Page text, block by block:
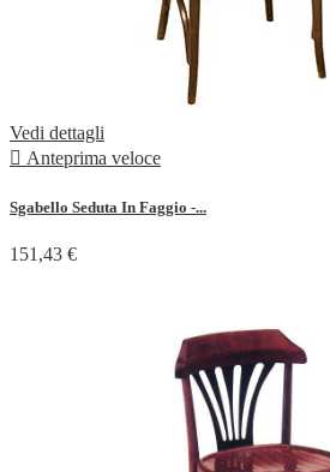
Vedi dettagli
 Anteprima veloce
Sgabello Seduta In Faggio -...
151,43 €